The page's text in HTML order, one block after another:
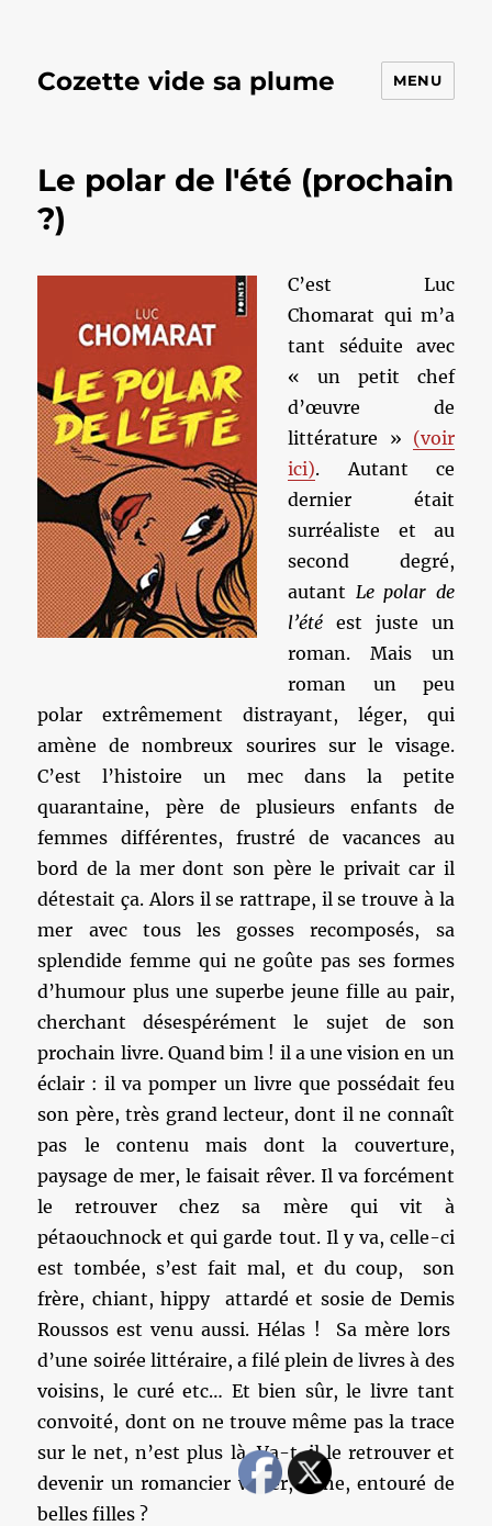
Cozette vide sa plume MENU
Le polar de l'été (prochain
?)
C’est Luc
Chomarat qui m’a
tant séduite avec
« un petit chef
d’œuvre de
littérature » (voir
ici). Autant ce
dernier était
surréaliste et au
second degré,
autant Le polar de
l’été est juste un
roman. Mais un
roman un peu
polar extrêmement distrayant, léger, qui
amène de nombreux sourires sur le visage.
C’est l’histoire un mec dans la petite
quarantaine, père de plusieurs enfants de
femmes différentes, frustré de vacances au
bord de la mer dont son père le privait car il
détestait ça. Alors il se rattrape, il se trouve à la
mer avec tous les gosses recomposés, sa
splendide femme qui ne goûte pas ses formes
d’humour plus une superbe jeune fille au pair,
cherchant désespérément le sujet de son
prochain livre. Quand bim ! il a une vision en un
éclair : il va pomper un livre que possédait feu
son père, très grand lecteur, dont il ne connaît
pas le contenu mais dont la couverture,
paysage de mer, le faisait rêver. Il va forcément
le retrouver chez sa mère qui vit à
pétaouchnock et qui garde tout. Il y va, celle-ci
est tombée, s’est fait mal, et du coup, son
frère, chiant, hippy attardé et sosie de Demis
Roussos est venu aussi. Hélas ! Sa mère lors
d’une soirée littéraire, a filé plein de livres à des
voisins, le curé etc… Et bien sûr, le livre tant
convoité, dont on ne trouve même pas la trace
sur le net, n’est plus là. Va-t-il le retrouver et
devenir un romancier winer, riche, entouré de
belles filles ?